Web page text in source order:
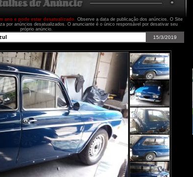
ano e pode estar desatualizado. Observe a data de publicação dos anúncios. O Site
por anúncios desatualizados. O anunciante é o único responsável por desativar seu
próprio anúncio.
15/3/2019